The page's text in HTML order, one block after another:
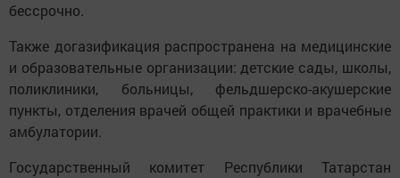
бессрочно.
Также догазификация распространена на медицинские
и образовательные организации: детские сады, школы,
поликлиники, больницы, фельдшерско-акушерские
пункты, отделения врачей общей практики и врачебные
амбулатории.
Государственный комитет Республики Татарстан